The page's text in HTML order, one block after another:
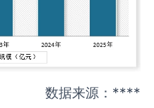
数据来源：****